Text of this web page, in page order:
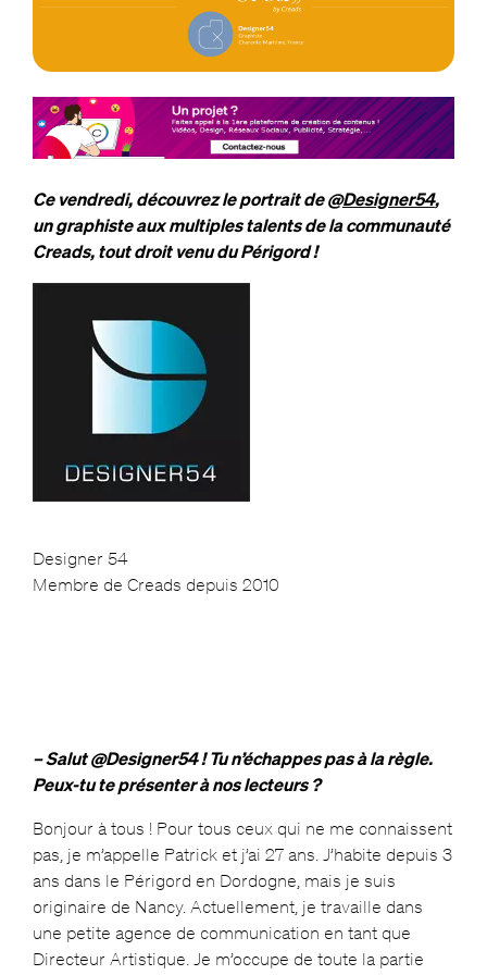
Ce vendredi, découvrez le portrait de @Designer54,
un graphiste aux multiples talents de la communauté
Creads, tout droit venu du Périgord !
Designer 54
Membre de Creads depuis 2010
– Salut @Designer54 ! Tu n’échappes pas à la règle.
Peux-tu te présenter à nos lecteurs ?
Bonjour à tous ! Pour tous ceux qui ne me connaissent
pas, je m’appelle Patrick et j’ai 27 ans. J’habite depuis 3
ans dans le Périgord en Dordogne, mais je suis
originaire de Nancy. Actuellement, je travaille dans
une petite agence de communication en tant que
Directeur Artistique. Je m’occupe de toute la partie